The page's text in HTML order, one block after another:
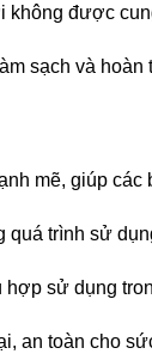
không được
sạch và
mẽ, giúp
quá trình sử
sử dụng
an toàn cho